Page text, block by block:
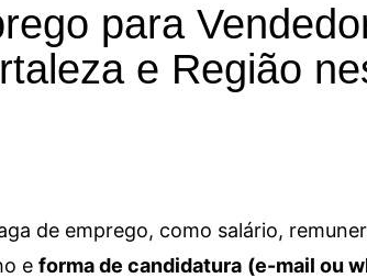
para
e Região
de emprego, como salário,
e forma de candidatura (e-mail ou